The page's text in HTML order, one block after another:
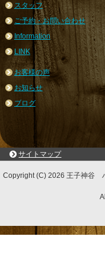
スタッフ
ご予約・お問い合わせ
Information
LINK
お客様の声
お知らせ
ブログ
サイトマップ
Copyright (C) 2026 王子神谷